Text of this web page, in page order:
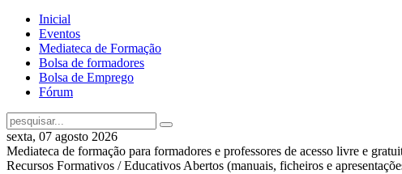
Inicial
Eventos
Mediateca de Formação
Bolsa de formadores
Bolsa de Emprego
Fórum
sexta, 07 agosto 2026
Mediateca de formação para formadores e professores de acesso livre e
Recursos Formativos / Educativos Abertos (manuais, ficheiros e